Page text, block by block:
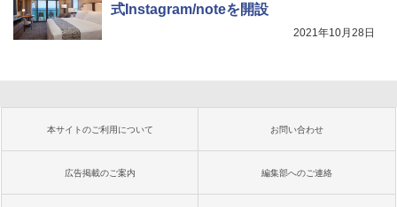
式Instagram/noteを開設
2021年10月28日
本サイトのご利用について お問い合わせ
広告掲載のご案内 編集部へのご連絡